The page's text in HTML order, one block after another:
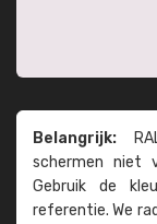
Belangrijk:
schermen niet
Gebruik de
referentie. We